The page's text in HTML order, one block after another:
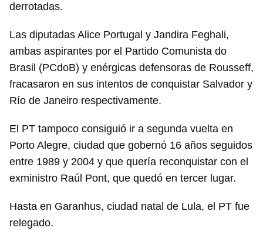
derrotadas.
Las diputadas Alice Portugal y Jandira Feghali,
ambas aspirantes por el Partido Comunista do
Brasil (PCdoB) y enérgicas defensoras de Rousseff,
fracasaron en sus intentos de conquistar Salvador y
Río de Janeiro respectivamente.
El PT tampoco consiguió ir a segunda vuelta en
Porto Alegre, ciudad que gobernó 16 años seguidos
entre 1989 y 2004 y que quería reconquistar con el
exministro Raúl Pont, que quedó en tercer lugar.
Hasta en Garanhus, ciudad natal de Lula, el PT fue
relegado.